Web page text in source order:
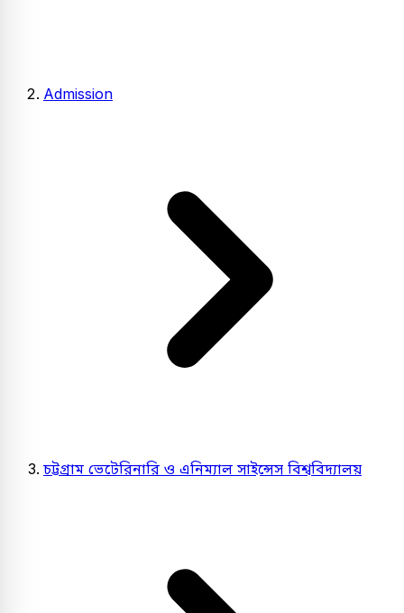
Admission
চট্টগ্রাম ভেটেরিনারি ও এনিম্যাল সাইন্সেস বিশ্ববিদ্যালয়